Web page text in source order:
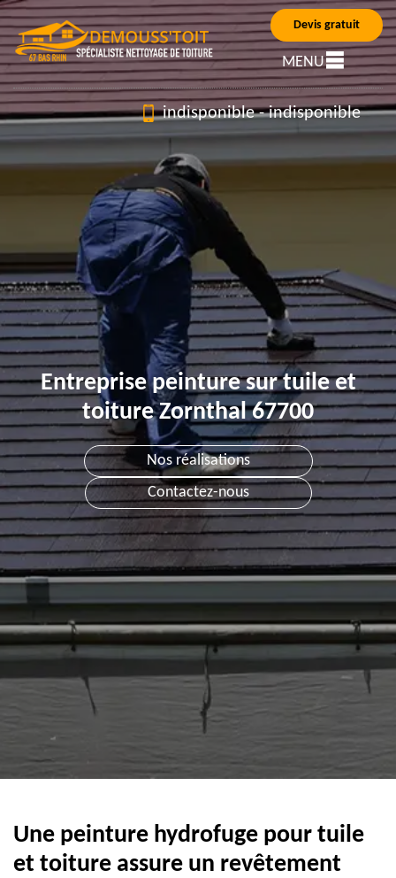
Devis gratuit
MENU
indisponible-indisponible
Entreprise peinture sur tuile et
toiture Zornthal 67700
Nos réalisations
Contactez-nous
Une peinture hydrofuge pour tuile
et toiture assure un revêtement